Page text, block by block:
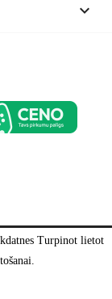
Turpinot lietot
keyboard_arrow_down